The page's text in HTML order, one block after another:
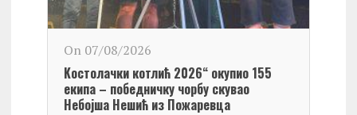
On 07/08/2026
Kостолачки котлић 2026“ окупио 155
екипа – победничку чорбу скувао
Небојша Нешић из Пожаревца